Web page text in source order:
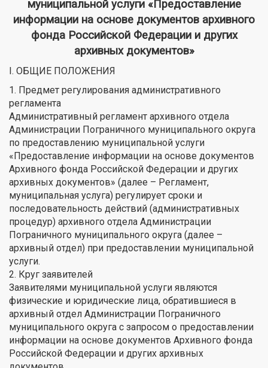
муниципальной услуги «Предоставление
информации на основе документов архивного
фонда Российской Федерации и других
архивных документов»
I. ОБЩИЕ ПОЛОЖЕНИЯ
1. Предмет регулирования административного
регламента
Административный регламент архивного отдела
Администрации Пограничного муниципального округа
по предоставлению муниципальной услуги
«Предоставление информации на основе документов
Архивного фонда Российской Федерации и других
архивных документов» (далее – Регламент,
муниципальная услуга) регулирует сроки и
последовательность действий (административных
процедур) архивного отдела Администрации
Пограничного муниципального округа (далее –
архивный отдел) при предоставлении муниципальной
услуги.
2. Круг заявителей
Заявителями муниципальной услуги являются
физические и юридические лица, обратившиеся в
архивный отдел Администрации Пограничного
муниципального округа с запросом о предоставлении
информации на основе документов Архивного фонда
Российской Федерации и других архивных